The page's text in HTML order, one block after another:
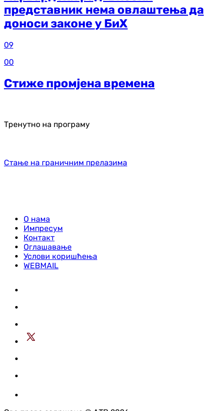
представник нема овлаштења да
доноси законе у БиХ
09
00
Стиже промјена времена
Тренутно на програму
Стање на граничним прелазима
О нама
Импресум
Контакт
Оглашавање
Услови коришћења
WEBMAIL